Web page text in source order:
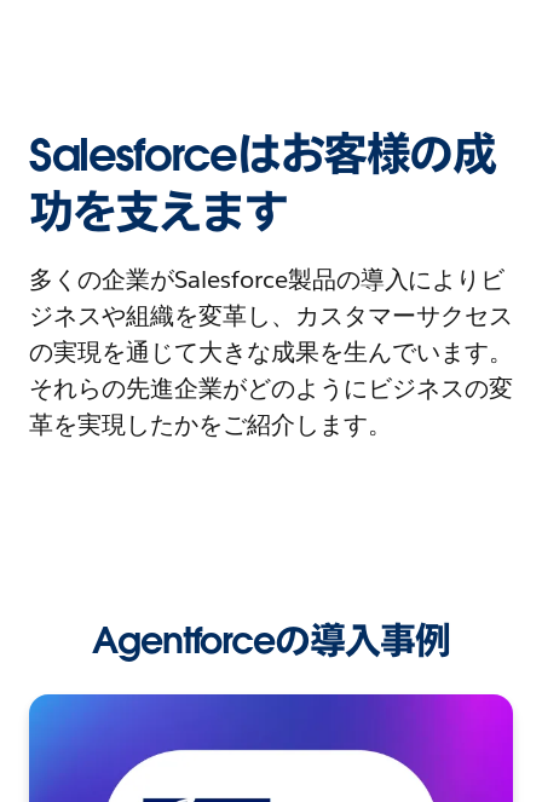
Salesforceはお客様の成
功を支えます
多くの企業がSalesforce製品の導入によりビ
ジネスや組織を変革し、カスタマーサクセス
の実現を通じて大きな成果を生んでいます。
それらの先進企業がどのようにビジネスの変
革を実現したかをご紹介します。
Agentforceの導入事例